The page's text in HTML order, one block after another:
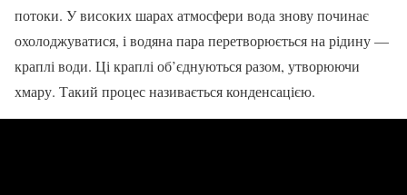
потоки. У високих шарах атмосфери вода знову починає
охолоджуватися, і водяна пара перетворюється на рідину —
краплі води. Ці краплі об’єднуються разом, утворюючи
хмару. Такий процес називається конденсацією.